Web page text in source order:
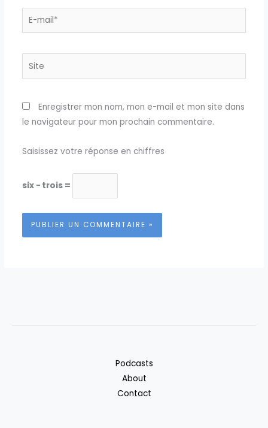
E-
mail*
Site
Enregistrer mon nom, mon e-mail et mon site dans
le navigateur pour mon prochain commentaire.
Saisissez votre réponse en chiffres
six − trois =
Podcasts
About
Contact